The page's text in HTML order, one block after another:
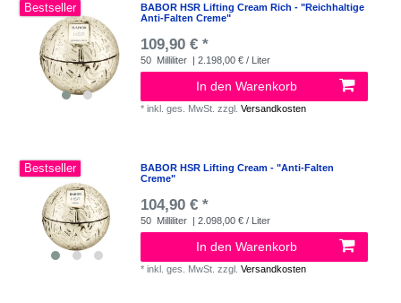
Bestseller
BABOR HSR Lifting Cream Rich - "Reichhaltige
Anti-Falten Creme"
109,90 € *
50 Milliliter | 2.198,00 € / Liter
In den Warenkorb
*inkl. ges. MwSt. zzgl.Versandkosten
Bestseller
BABOR HSR Lifting Cream - "Anti-Falten
Creme"
104,90 € *
50 Milliliter | 2.098,00 € / Liter
In den Warenkorb
*inkl. ges. MwSt. zzgl.Versandkosten